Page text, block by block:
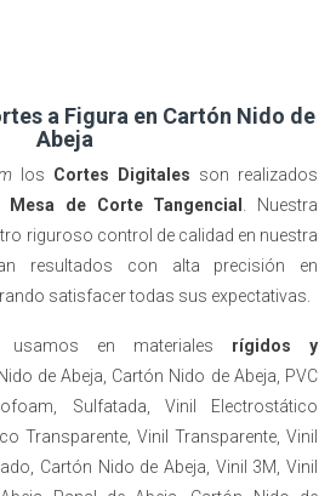
a Figura en Cartón Nido de
Abeja
los Cortes Digitales son realizados
Mesa de Corte Tangencial
. Nuestra
riguroso control de calidad en nuestra
resultados con alta precisión en
satisfacer todas sus expectativas.
usamos en materiales rígidos y
de Abeja, Cartón Nido de Abeja, PVC
Sulfatada, Vinil Electrostático
Transparente, Vinil Transparente, Vinil
Cartón Nido de Abeja, Vinil 3M, Vinil